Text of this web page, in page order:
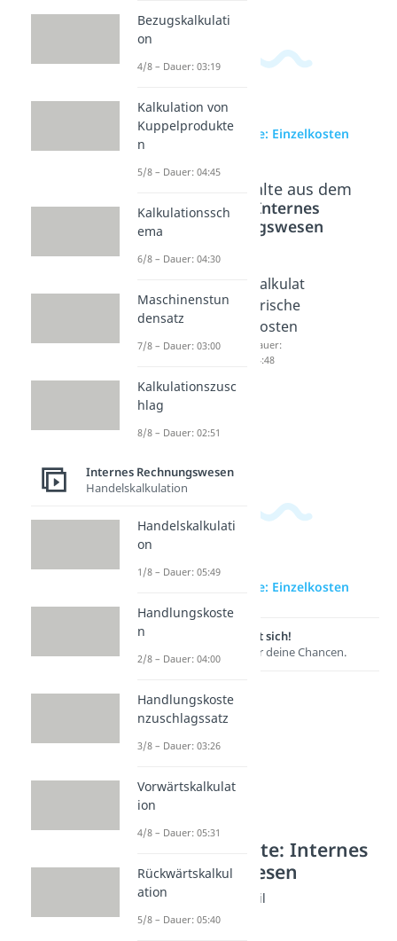
zur Videoseite: Einzelkosten
Beliebte Inhalte aus dem
Bereich
Internes
Rechnungswesen
und
Gemein
kosten
04:36
osten,
osten
Zusatzk
Dauer:
Kalkulat
orische
Kosten
Dauer:
04:48
zur Videoseite: Einzelkosten
Lernen lohnt sich!
Entdecke hier deine Chancen.
Weitere Inhalte: Internes
Rechnungswesen
Kostenarten im Detail
Einzelkosten
Bezugskalkulati
on
4/8 – Dauer: 03:19
Kalkulation von
Kuppelprodukte
n
5/8 – Dauer: 04:45
Kalkulationssch
ema
6/8 – Dauer: 04:30
Maschinenstun
densatz
7/8 – Dauer: 03:00
Kalkulationszusc
hlag
8/8 – Dauer: 02:51
Internes Rechnungswesen
Handelskalkulation
Handelskalkulati
on
1/8 – Dauer: 05:49
Handlungskoste
n
2/8 – Dauer: 04:00
Handlungskoste
nzuschlagssatz
3/8 – Dauer: 03:26
Vorwärtskalkulat
ion
4/8 – Dauer: 05:31
Rückwärtskalkul
ation
5/8 – Dauer: 05:40